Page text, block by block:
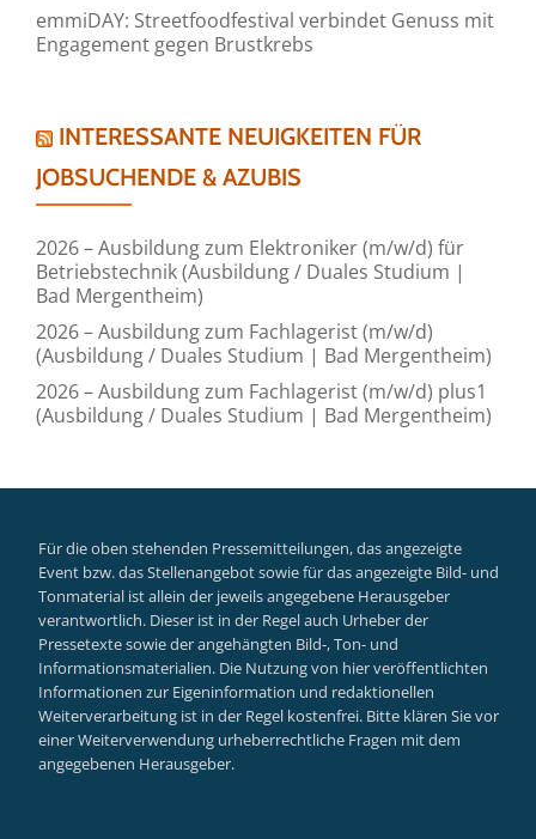
emmiDAY: Streetfoodfestival verbindet Genuss mit
Engagement gegen Brustkrebs
INTERESSANTE NEUIGKEITEN FÜR
JOBSUCHENDE & AZUBIS
2026 – Ausbildung zum Elektroniker (m/w/d) für
Betriebstechnik (Ausbildung / Duales Studium |
Bad Mergentheim)
2026 – Ausbildung zum Fachlagerist (m/w/d)
(Ausbildung / Duales Studium | Bad Mergentheim)
2026 – Ausbildung zum Fachlagerist (m/w/d) plus1
(Ausbildung / Duales Studium | Bad Mergentheim)
Für die oben stehenden Pressemitteilungen, das angezeigte
Event bzw. das Stellenangebot sowie für das angezeigte Bild- und
Tonmaterial ist allein der jeweils angegebene Herausgeber
verantwortlich. Dieser ist in der Regel auch Urheber der
Pressetexte sowie der angehängten Bild-, Ton- und
Informationsmaterialien. Die Nutzung von hier veröffentlichten
Informationen zur Eigeninformation und redaktionellen
Weiterverarbeitung ist in der Regel kostenfrei. Bitte klären Sie vor
einer Weiterverwendung urheberrechtliche Fragen mit dem
angegebenen Herausgeber.